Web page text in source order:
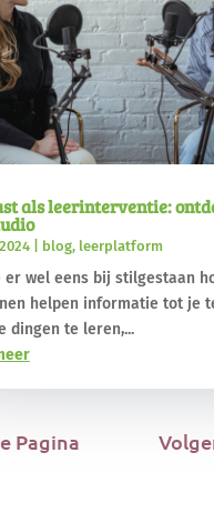
als leerinterventie:
| blog, leerplatform
er wel eens bij stilgestaan
helpen informatie tot je
dingen te leren,...
Pagina